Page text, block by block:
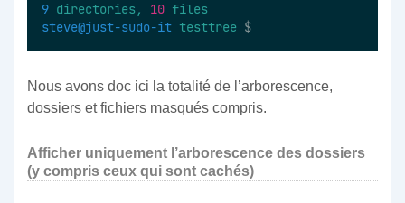
9 directories, 10 files
steve@just-sudo-it testtree $
Nous avons doc ici la totalité de l’arborescence,
dossiers et fichiers masqués compris.
Afficher uniquement l’arborescence des dossiers
(y compris ceux qui sont cachés)